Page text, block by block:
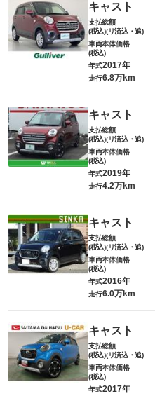
キャスト
支払総額
(税込)(リ済込・追)
車両本体価格
(税込)
年式2017年
走行6.8万km
キャスト
支払総額
(税込)(リ済込・追)
車両本体価格
(税込)
年式2019年
走行4.2万km
キャスト
支払総額
(税込)(リ済込・追)
車両本体価格
(税込)
年式2016年
走行6.0万km
キャスト
支払総額
(税込)(リ済込・追)
車両本体価格
(税込)
年式2017年